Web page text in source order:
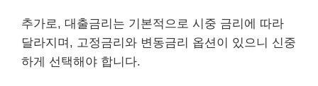
추가로, 대출금리는 기본적으로 시중 금리에 따라
달라지며, 고정금리와 변동금리 옵션이 있으니 신중
하게 선택해야 합니다.